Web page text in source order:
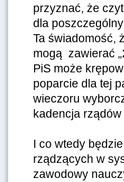
przyznać, że
dla
Ta świadomość,
mogą zawierać
PiS może
poparcie dla tej
wieczoru
kadencja
I co wtedy
rządzących w
zawodowy